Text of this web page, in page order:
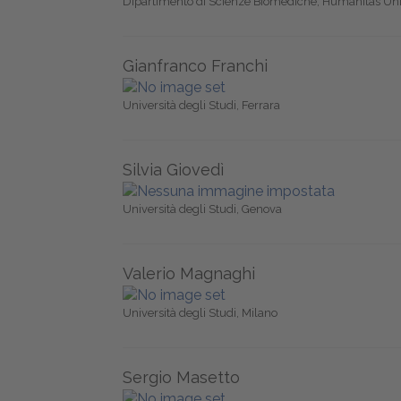
Gianfranco Franchi
Università degli Studi, Ferrara
Silvia Giovedì
Università degli Studi, Genova
Valerio Magnaghi
Università degli Studi, Milano
Sergio Masetto